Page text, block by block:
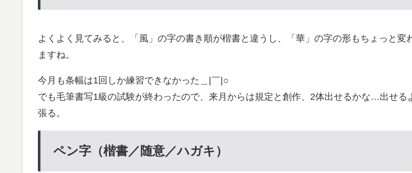
よくよく見てみると、「風」の字の書き順が楷書と違うし、「華」の字の形もちょっと変
ますね。
今月も条幅は1回しか練習できなかった＿|￣|○
でも毛筆書写1級の試験が終わったので、来月からは規定と創作、2体出せるかな…出せる
張る。
ペン字（楷書／随意／ハガキ）